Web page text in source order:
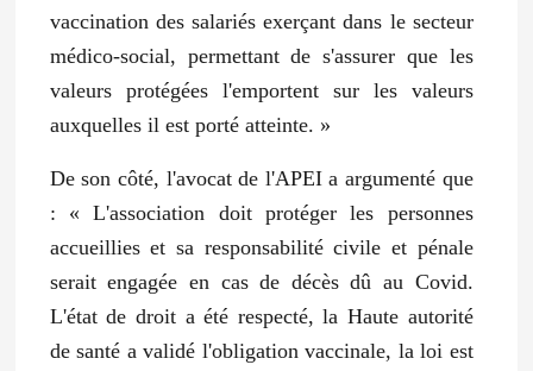
vaccination des salariés exerçant dans le secteur
médico-social, permettant de s'assurer que les
valeurs protégées l'emportent sur les valeurs
auxquelles il est porté atteinte. »
De son côté, l'avocat de l'APEI a argumenté que
: « L'association doit protéger les personnes
accueillies et sa responsabilité civile et pénale
serait engagée en cas de décès dû au Covid.
L'état de droit a été respecté, la Haute autorité
de santé a validé l'obligation vaccinale, la loi est